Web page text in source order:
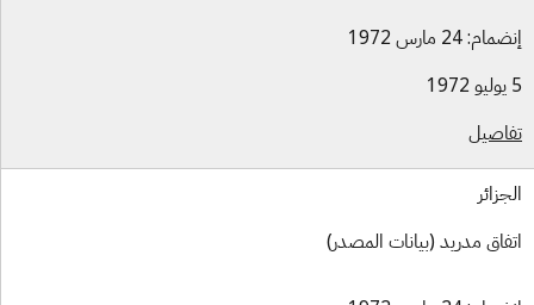
24 مارس 1972
مدريد (بيانات المصدر)